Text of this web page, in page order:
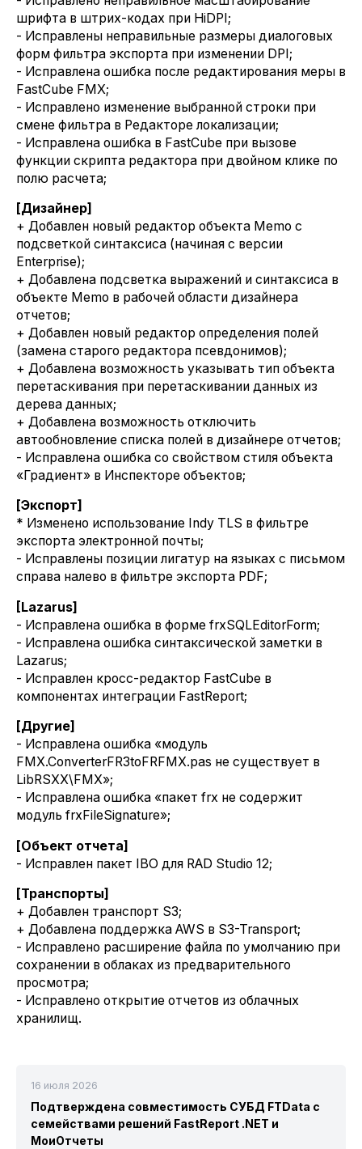
шрифта в штрих-кодах при HiDPI;
- Исправлены неправильные размеры диалоговых
форм фильтра экспорта при изменении DPI;
- Исправлена ошибка после редактирования меры в
FastCube FMX;
- Исправлено изменение выбранной строки при
смене фильтра в Редакторе локализации;
- Исправлена ошибка в FastCube при вызове
функции скрипта редактора при двойном клике по
полю расчета;
[Дизайнер]
+ Добавлен новый редактор объекта Memo с
подсветкой синтаксиса (начиная с версии
Enterprise);
+ Добавлена подсветка выражений и синтаксиса в
объекте Memo в рабочей области дизайнера
отчетов;
+ Добавлен новый редактор определения полей
(замена старого редактора псевдонимов);
+ Добавлена возможность указывать тип объекта
перетаскивания при перетаскивании данных из
дерева данных;
+ Добавлена возможность отключить
автообновление списка полей в дизайнере отчетов;
- Исправлена ошибка со свойством стиля объекта
«Градиент» в Инспекторе объектов;
[Экспорт]
* Изменено использование Indy TLS в фильтре
экспорта электронной почты;
- Исправлены позиции лигатур на языках с письмом
справа налево в фильтре экспорта PDF;
[Lazarus]
- Исправлена ошибка в форме frxSQLEditorForm;
- Исправлена ошибка синтаксической заметки в
Lazarus;
- Исправлен кросс-редактор FastCube в
компонентах интеграции FastReport;
[Другие]
- Исправлена ошибка «модуль
FMX.ConverterFR3toFRFMX.pas не существует в
LibRSXX\FMX»;
- Исправлена ошибка «пакет frx не содержит
модуль frxFileSignature»;
[Объект отчета]
- Исправлен пакет IBO для RAD Studio 12;
[Транспорты]
+ Добавлен транспорт S3;
+ Добавлена поддержка AWS в S3-Transport;
- Исправлено расширение файла по умолчанию при
сохранении в облаках из предварительного
просмотра;
- Исправлено открытие отчетов из облачных
хранилищ.
16 июля 2026
Подтверждена совместимость СУБД FTData с
семействами решений FastReport .NET и
МоиОтчеты